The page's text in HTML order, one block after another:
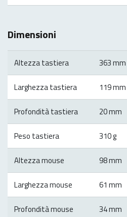
Dimensioni
Altezza tastiera 363 mm
Larghezza tastiera 119 mm
Profondità tastiera 20 mm
Peso tastiera 310 g
Altezza mouse 98 mm
Larghezza mouse 61 mm
Profondità mouse 34 mm